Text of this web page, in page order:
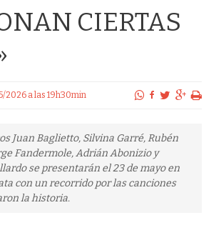
CIERTAS
2026 a las 19h30min
Juan Baglietto, Silvina Garré, Rubén
Fandermole, Adrián Abonizio y
se presentarán el 23 de mayo en
con un recorrido por las canciones
la historia.